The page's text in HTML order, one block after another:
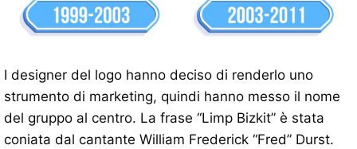
I designer del logo hanno deciso di renderlo uno
strumento di marketing, quindi hanno messo il nome
del gruppo al centro. La frase “Limp Bizkit” è stata
coniata dal cantante William Frederick “Fred” Durst.